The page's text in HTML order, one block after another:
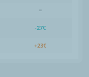
=
-27€
+23€